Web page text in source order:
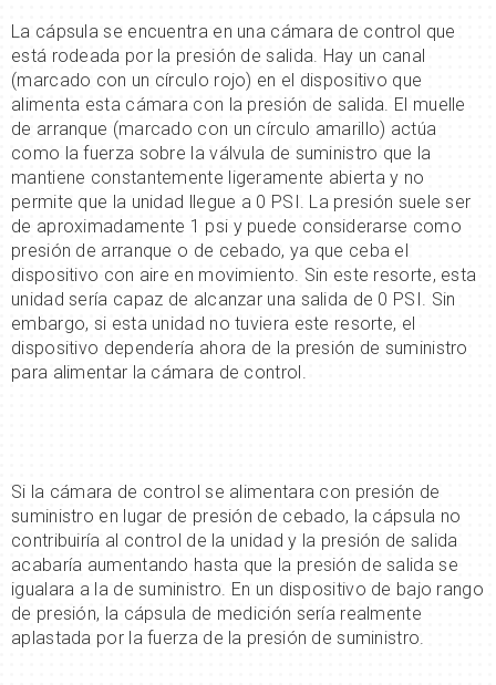
La cápsula se encuentra en una cámara de control que
está rodeada por la presión de salida. Hay un canal
(marcado con un círculo rojo) en el dispositivo que
alimenta esta cámara con la presión de salida. El muelle
de arranque (marcado con un círculo amarillo) actúa
como la fuerza sobre la válvula de suministro que la
mantiene constantemente ligeramente abierta y no
permite que la unidad llegue a 0 PSI. La presión suele ser
de aproximadamente 1 psi y puede considerarse como
presión de arranque o de cebado, ya que ceba el
dispositivo con aire en movimiento. Sin este resorte, esta
unidad sería capaz de alcanzar una salida de 0 PSI. Sin
embargo, si esta unidad no tuviera este resorte, el
dispositivo dependería ahora de la presión de suministro
para alimentar la cámara de control.
Si la cámara de control se alimentara con presión de
suministro en lugar de presión de cebado, la cápsula no
contribuiría al control de la unidad y la presión de salida
acabaría aumentando hasta que la presión de salida se
igualara a la de suministro. En un dispositivo de bajo rango
de presión, la cápsula de medición sería realmente
aplastada por la fuerza de la presión de suministro.